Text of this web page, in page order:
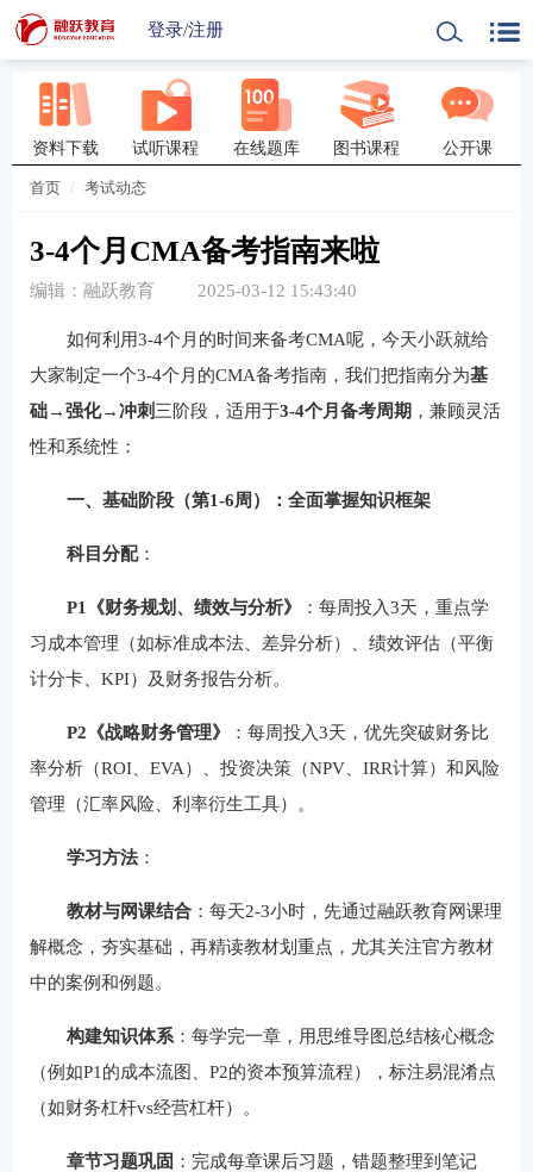
登录/注册
资料下载 试听课程 在线题库 图书课程 公开课
首页 考试动态
3-4个月CMA备考指南来啦
编辑：融跃教育 2025-03-12 15:43:40
如何利用3-4个月的时间来备考CMA呢，今天小跃就给
大家制定一个3-4个月的CMA备考指南，我们把指南分为‌基
础→强化→冲刺‌三阶段，适用于‌3-4个月备考周期 ‌，兼顾灵活
性和系统性：
一、基础阶段（第1-6周）：全面掌握知识框架
科目分配‌：
P1《财务规划、绩效与分析》
‌：每周投入3天，重点学
习成本管理（如标准成本法、差异分析）、绩效评估（平衡
计分卡、KPI）及财务报告分析。
P2《战略财务管理》
‌：每周投入3天，优先突破财务比
率分析（ROI、EVA）、投资决策（NPV、IRR计算）和风险
管理（汇率风险、利率衍生工具）。
学习方法‌：
教材与网课结合‌：每天2-3小时，先通过融跃教育网课理
解概念，夯实基础，再精读教材划重点，尤其关注官方教材
中的案例和例题。
构建知识体系‌：每学完一章，用思维导图总结核心概念
（例如P1的成本流图、P2的资本预算流程），标注易混淆点
（如财务杠杆vs经营杠杆）。
章节习题巩固 ‌：完成每章课后习题，错题整理到笔记